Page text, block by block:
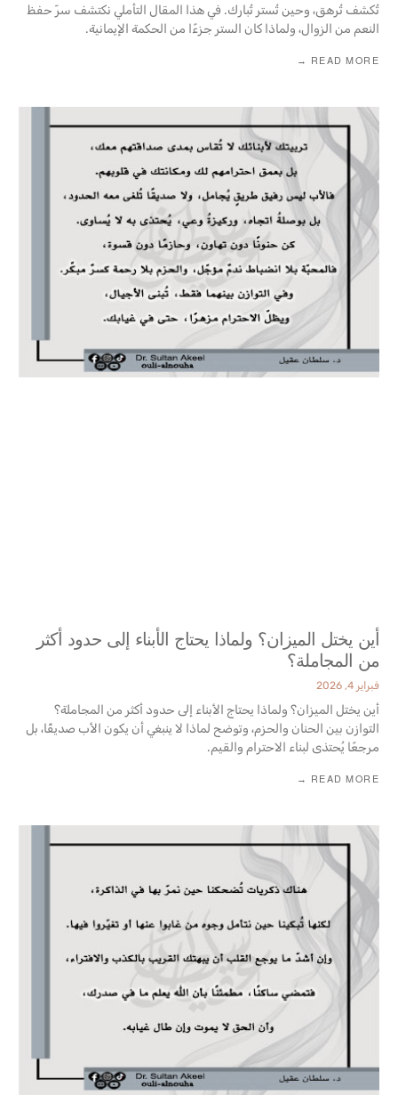
تُكشف تُرهق، وحين تُستر تُبارك. في هذا المقال التأملي نكتشف سرّ حفظ
النعم من الزوال، ولماذا كان الستر جزءًا من الحكمة ‏الإيمانية‎.‎
READ MORE →
أين يختل الميزان؟ ولماذا يحتاج الأبناء إلى حدود أكثر
من المجاملة؟
فبراير 4, 2026
أين يختل الميزان؟ ولماذا يحتاج الأبناء إلى حدود أكثر من المجاملة؟
التوازن بين الحنان والحزم، وتوضح لماذا لا ينبغي أن يكون الأب صديقًا، بل
مرجعًا يُحتذى لبناء الاحترام والقيم.‎
READ MORE →